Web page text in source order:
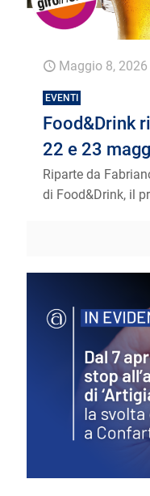
Maggio 8, 2026
EVENTI
Food&Drink
22 e 23
Riparte da
di Food&Drink, il